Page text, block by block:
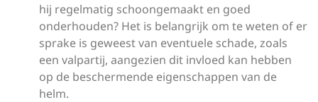
hij regelmatig schoongemaakt en goed
onderhouden? Het is belangrijk om te weten of er
sprake is geweest van eventuele schade, zoals
een valpartij, aangezien dit invloed kan hebben
op de beschermende eigenschappen van de
helm.